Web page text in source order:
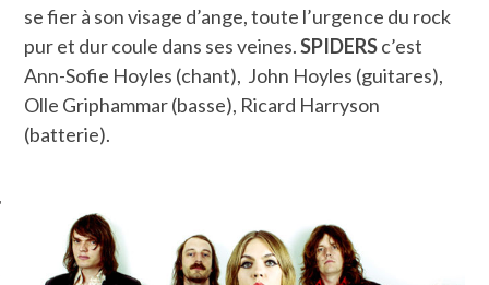
SOCIAUX
se fier à son visage d’ange, toute l’urgence du rock
pur et dur coule dans ses veines.SPIDERSc’est
Ann-Sofie Hoyles (chant), John Hoyles (guitares),
Olle Griphammar (basse), Ricard Harryson
(batterie).